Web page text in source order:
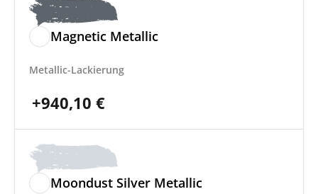
Magnetic Metallic
Metallic-Lackierung
+940,10 €
Moondust Silver Metallic